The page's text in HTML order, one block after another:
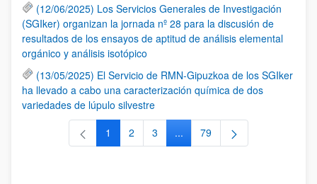
(12/06/2025) Los Servicios Generales de Investigación
(SGIker) organizan la jornada nº 28 para la discusión de
resultados de los ensayos de aptitud de análisis elemental
orgánico y análisis isotópico
(13/05/2025) El Servicio de RMN-Gipuzkoa de los SGIker
ha llevado a cabo una caracterización química de dos
variedades de lúpulo silvestre
Página
1 Página
2 Página
3 ...Páginas intermedias Use TAB
Página
79